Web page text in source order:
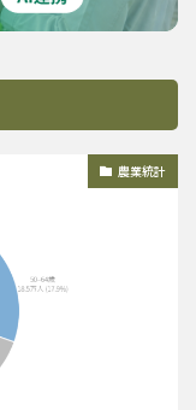
農業統計